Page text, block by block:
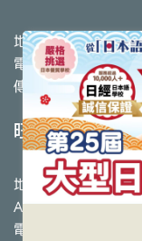
地址：九龍佐敦
電話：2770 0993
傳真：2782 5328
旺角校
地址：九龍彌敦
A2）
電話：2369 2379